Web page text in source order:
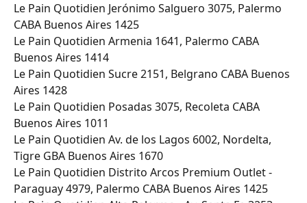
Le Pain Quotidien Jerónimo Salguero 3075, Palermo
CABA Buenos Aires 1425
Le Pain Quotidien Armenia 1641, Palermo CABA
Buenos Aires 1414
Le Pain Quotidien Sucre 2151, Belgrano CABA Buenos
Aires 1428
Le Pain Quotidien Posadas 3075, Recoleta CABA
Buenos Aires 1011
Le Pain Quotidien Av. de los Lagos 6002, Nordelta,
Tigre GBA Buenos Aires 1670
Le Pain Quotidien Distrito Arcos Premium Outlet -
Paraguay 4979, Palermo CABA Buenos Aires 1425